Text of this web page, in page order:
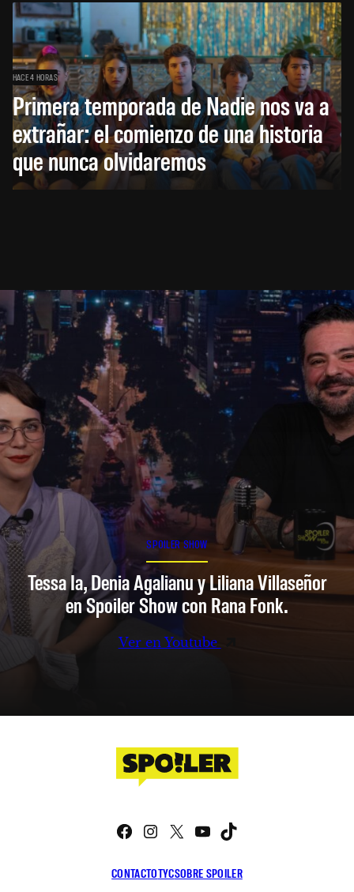
HACE 4 HORAS
Primera temporada de Nadie nos va a
extrañar: el comienzo de una historia
que nunca olvidaremos
SPOILER SHOW
Tessa Ia, Denia Agalianu y Liliana Villaseñor
en Spoiler Show con Rana Fonk.
Ver en Youtube
CONTACTOTYCSOBRE SPOILER
Facebook
Instagram
X YouTube